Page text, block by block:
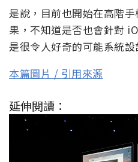
是說，目前也開始在高階
果，不知道是否也會針對
是很令人好奇的可能系統設
本篇圖片 / 引用來源
延伸閱讀：